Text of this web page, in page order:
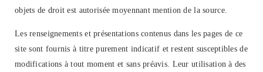
objets de droit est autorisée moyennant mention de la source.
Les renseignements et présentations contenus dans les pages de ce
site sont fournis à titre purement indicatif et restent susceptibles de
modifications à tout moment et sans préavis. Leur utilisation à des